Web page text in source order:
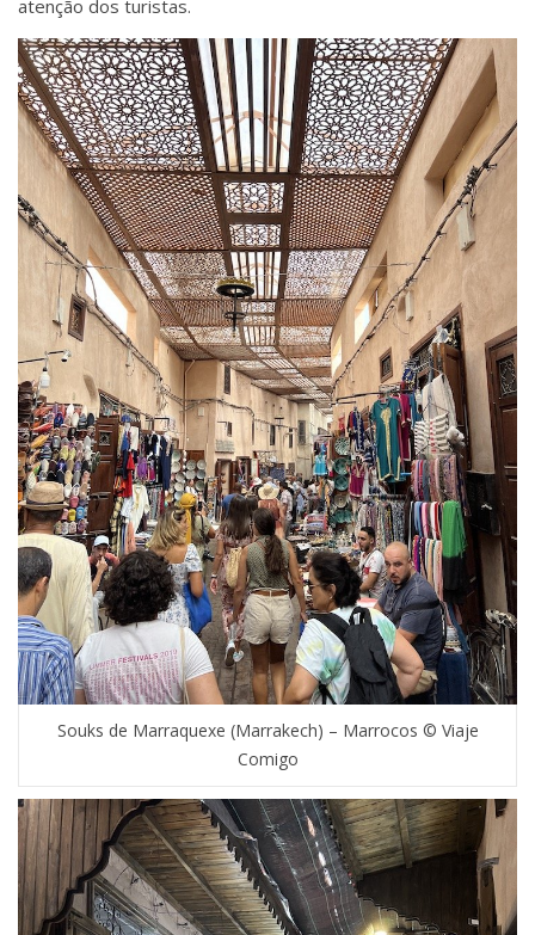
atenção dos turistas.
Souks de Marraquexe (Marrakech) – Marrocos © Viaje
Comigo